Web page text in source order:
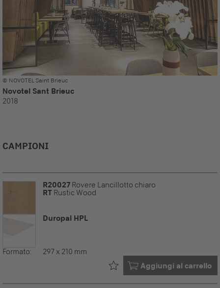
© NOVOTEL Saint Brieuc
Novotel Sant Brieuc
2018
CAMPIONI
R20027 Rovere Lancillotto chiaro
RT Rustic Wood
Duropal HPL
Formato: 297 x 210 mm
Aggiungi al carrello
Già nel tuo